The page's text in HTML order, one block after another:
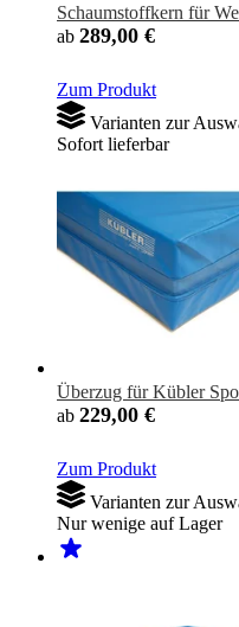
Schaumstoffkern für
ab 289,00 €
Zum Produkt
Varianten zur
Sofort lieferbar
Überzug für Kübler
ab 229,00 €
Zum Produkt
Varianten zur
Nur wenige auf Lager